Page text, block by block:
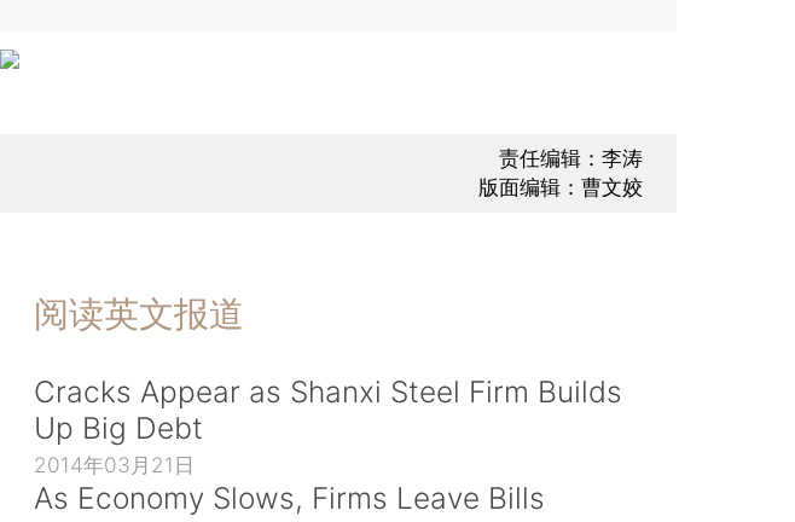
责任编辑：李涛
版面编辑：曹文姣
阅读英文报道
Cracks Appear as Shanxi Steel Firm Builds
Up Big Debt
2014年03月21日
As Economy Slows, Firms Leave Bills